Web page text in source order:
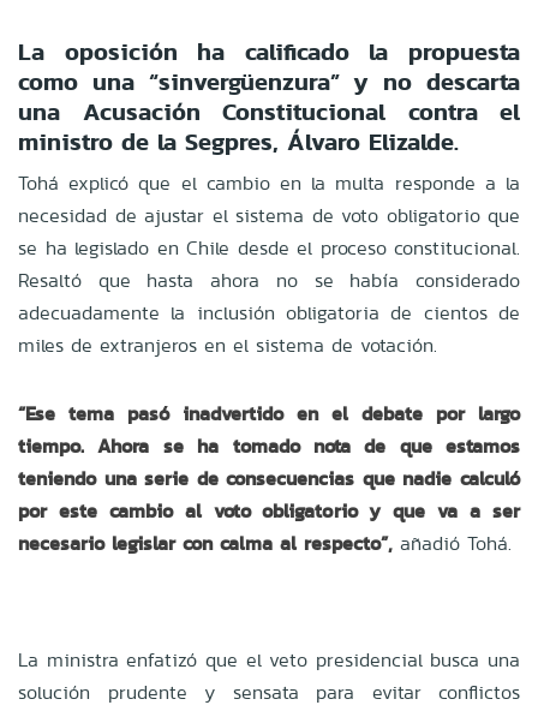
La oposición ha calificado la propuesta
como una “sinvergüenzura” y no descarta
una Acusación Constitucional contra el
ministro de la Segpres, Álvaro Elizalde.
Tohá explicó que el cambio en la multa responde a la
necesidad de ajustar el sistema de voto obligatorio que
se ha legislado en Chile desde el proceso constitucional.
Resaltó que hasta ahora no se había considerado
adecuadamente la inclusión obligatoria de cientos de
miles de extranjeros en el sistema de votación.
“Ese tema pasó inadvertido en el debate por largo
tiempo. Ahora se ha tomado nota de que estamos
teniendo una serie de consecuencias que nadie calculó
por este cambio al voto obligatorio y que va a ser
necesario legislar con calma al respecto”, añadió Tohá.
La ministra enfatizó que el veto presidencial busca una
solución prudente y sensata para evitar conflictos